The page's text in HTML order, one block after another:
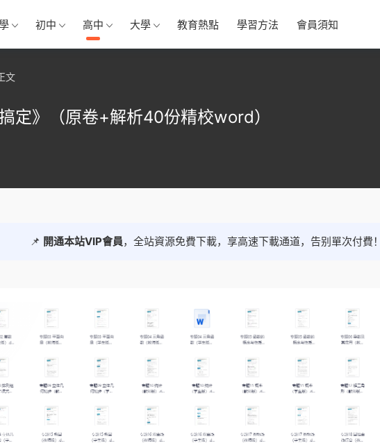
初中 高中 大學 教育熱點 學習方法 會員須知
文
定》（原卷+解析40份精校word）
📌 開通本站VIP會員，全站資源免費下載，享高速下載通道，告别單次付費！